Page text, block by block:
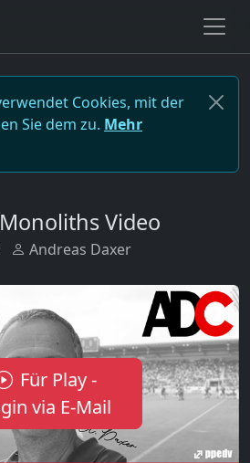
Cookies, mit der
Sie dem zu. Mehr
Video
Andreas Daxer
Für Play -
via E-Mail